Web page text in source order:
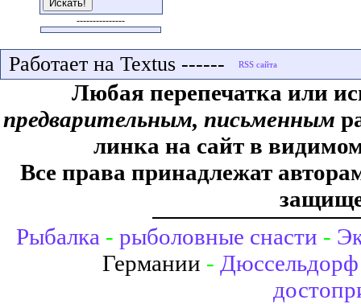
---------------
Работает на Textus ------
Любая перепечатка или
предварительным, письменным
линка на сайт в
Все права принадлежат
Рыбалка - рыболовные снасти -
Германии - Дюссельдорф